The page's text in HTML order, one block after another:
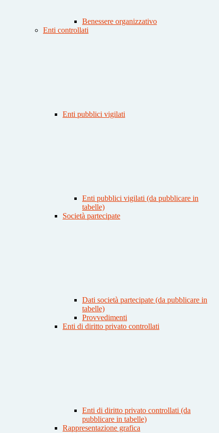
Benessere organizzativo
Enti controllati
Enti pubblici vigilati
Enti pubblici vigilati (da pubblicare in
tabelle)
Società partecipate
Dati società partecipate (da pubblicare in
tabelle)
Provvedimenti
Enti di diritto privato controllati
Enti di diritto privato controllati (da
pubblicare in tabelle)
Rappresentazione grafica